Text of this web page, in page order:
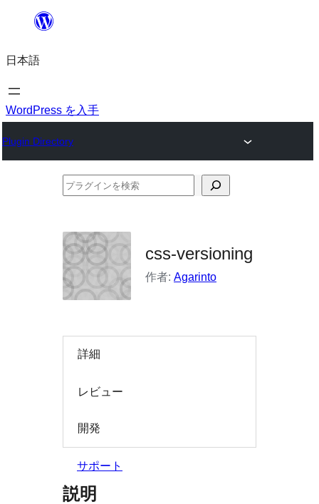
を
ス
キ
プ
日本語
WordPress を入手
Plugin Directory
プ
イ
ン
を
索
css-versioning
作者: Agarinto
詳細
レビュー
開発
サポート
説明